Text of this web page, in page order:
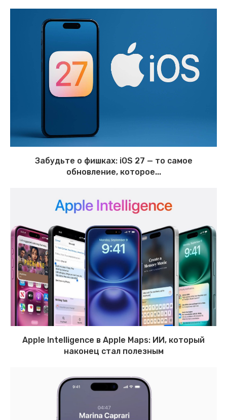
Забудьте о фишках: iOS 27 — то самое
обновление, которое...
Apple Intelligence в Apple Maps: ИИ, который
наконец стал полезным